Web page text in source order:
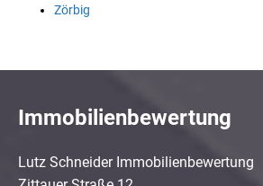
Zörbig
Immobilienbewertung
Lutz Schneider Immobilienbewertung